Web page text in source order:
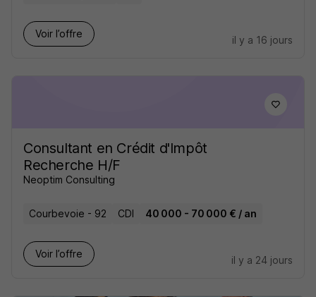
Voir l’offre
il y a 16 jours
Consultant en Crédit d'Impôt
Recherche H/F
Neoptim Consulting
Courbevoie - 92 CDI 40 000 - 70 000 € / an
Voir l’offre
il y a 24 jours